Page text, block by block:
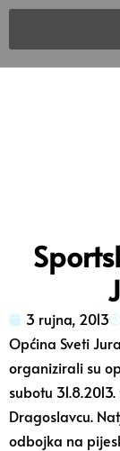
3 rujna, 2013
Općina Sveti
organizirali su
subotu
Dragoslavcu.
odbojka na